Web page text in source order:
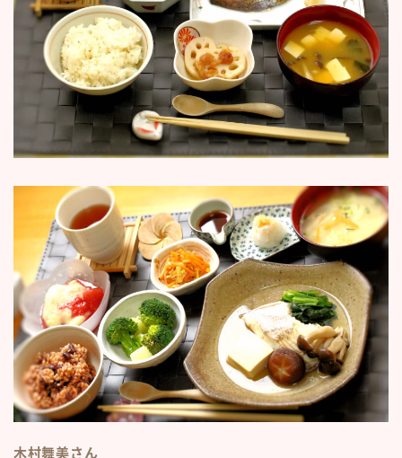
木村舞美さん